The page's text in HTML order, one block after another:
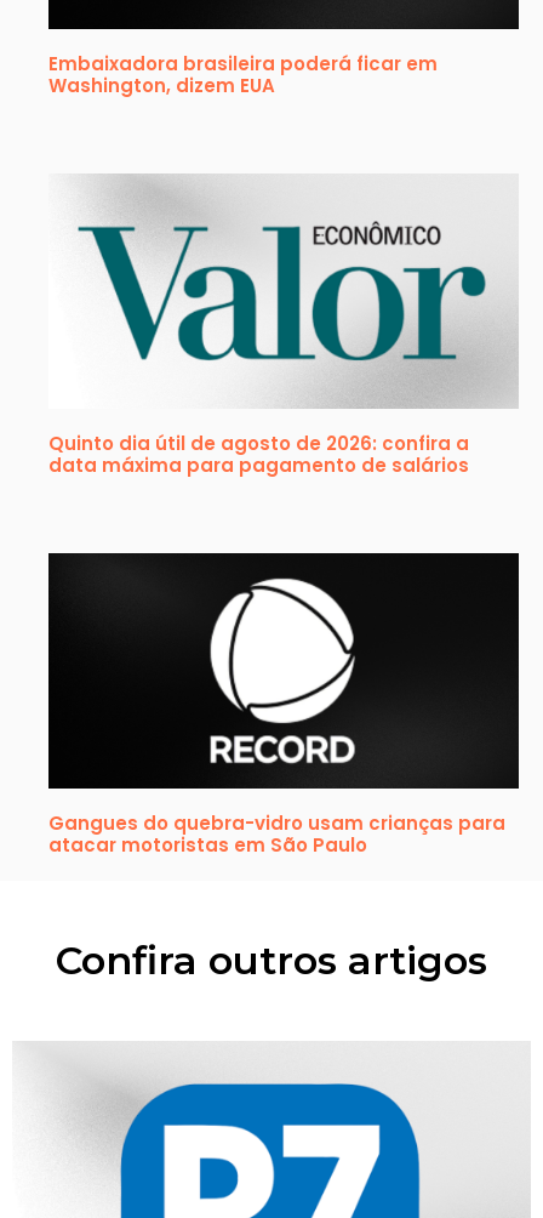
Embaixadora brasileira poderá ficar em
Washington, dizem EUA
Quinto dia útil de agosto de 2026: confira a
data máxima para pagamento de salários
Gangues do quebra-vidro usam crianças para
atacar motoristas em São Paulo
Confira outros artigos